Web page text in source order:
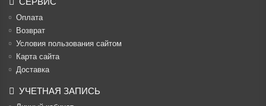
Оплата
Возврат
Условия пользования сайтом
Карта сайта
Доставка
УЧЕТНАЯ ЗАПИСЬ